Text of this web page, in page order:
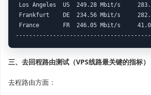
Los Angeles  US  249.28 Mbit/
Frankfurt    DE  234.56 Mbit/s
France       FR  246.05 Mbit/
三、去回程路由测试（VPS线路最关键的指标）
去程路由方面：